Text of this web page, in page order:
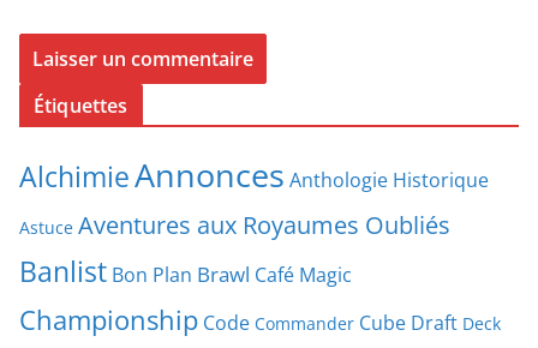
Étiquettes
AlchimieAnnonces Anthologie Historique
Astuce Aventures aux Royaumes Oubliés
Banlist Bon Plan Brawl Café Magic
Championship Code Commander Cube Draft Deck